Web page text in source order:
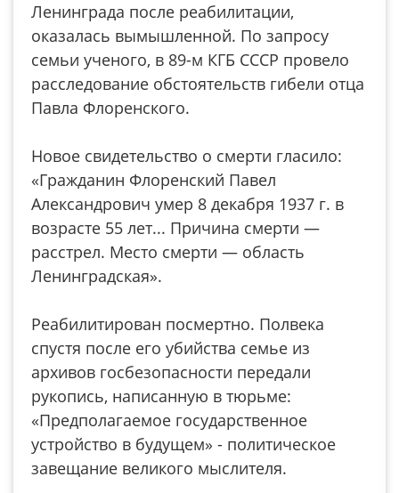
Ленинграда после реабилитации,
оказалась вымышленной. По запросу
семьи ученого, в 89-м КГБ СССР провело
расследование обстоятельств гибели отца
Павла Флоренского.
Новое свидетельство о смерти гласило:
«Гражданин Флоренский Павел
Александрович умер 8 декабря 1937 г. в
возрасте 55 лет... Причина смерти —
расстрел. Место смерти — область
Ленинградская».
Реабилитирован посмертно. Полвека
спустя после его убийства семье из
архивов госбезопасности передали
рукопись, написанную в тюрьме:
«Предполагаемое государственное
устройство в будущем» - политическое
завещание великого мыслителя.